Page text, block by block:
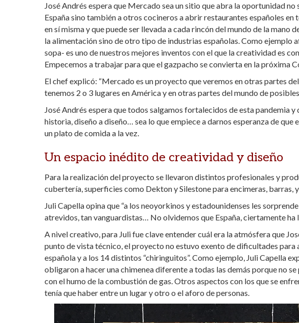
José Andrés espera que Mercado sea un sitio que abra la oportunidad
España sino también a otros cocineros a abrir restaurantes españoles en
en sí misma y que puede ser llevada a cada rincón del mundo de la mano
la alimentación sino de otro tipo de industrias españolas. Como ejemplo
sopa- es uno de nuestros mejores inventos con el que la creatividad es
Empecemos a trabajar para que el gazpacho se convierta en la próxima
El chef explicó: “Mercado es un proyecto que veremos en otras partes
tenemos 2 o 3 lugares en América y en otras partes del mundo de
José Andrés espera que todos salgamos fortalecidos de esta pandemia
historia, diseño a diseño… sea lo que empiece a darnos esperanza de que
un plato de comida a la vez.
Un espacio inédito de creatividad y diseño
Para la realización del proyecto se llevaron distintos profesionales y
cubertería, superficies como Dekton y Silestone para encimeras, barras,
Juli Capella opina que “a los neoyorkinos y estadounidenses les
atrevidos, tan vanguardistas… No olvidemos que España, ciertamente ha
A nivel creativo, para Juli fue clave entender cuál era la atmósfera que
punto de vista técnico, el proyecto no estuvo exento de dificultades para
española y a los 14 distintos “chiringuitos”. Como ejemplo, Juli Capella
obligaron a hacer una chimenea diferente a todas las demás porque no
con el humo de la combustión de gas. Otros aspectos con los que se
tenía que haber entre un lugar y otro o el aforo de personas.